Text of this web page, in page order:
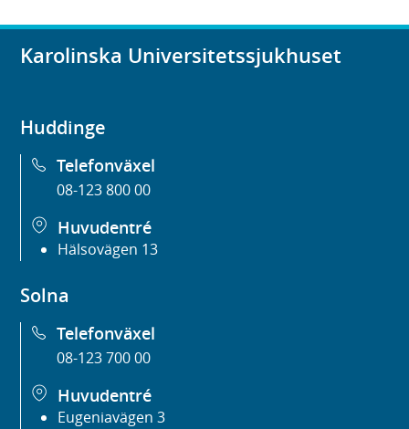
Karolinska Universitetssjukhuset
Huddinge
Telefonväxel
08-123 800 00
Huvudentré
Hälsovägen 13
Solna
Telefonväxel
08-123 700 00
Huvudentré
Eugeniavägen 3